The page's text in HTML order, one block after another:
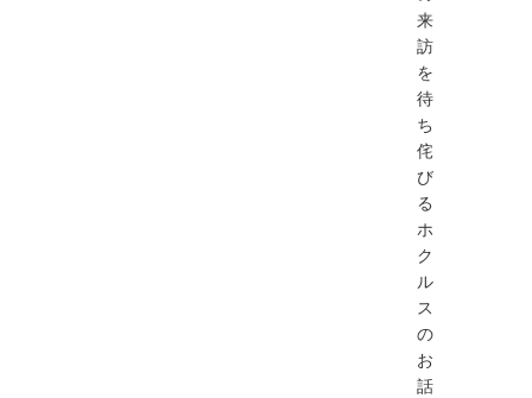
来
訪
を
待
ち
侘
び
る
ホ
ク
ル
ス
の
お
話